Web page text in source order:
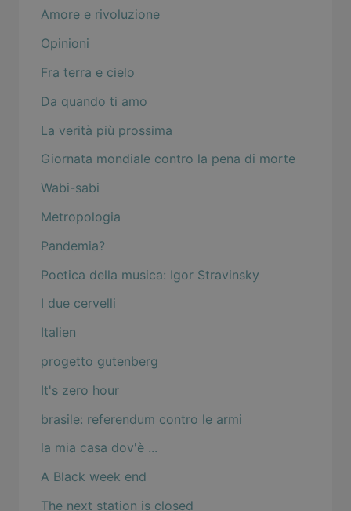
Amore e rivoluzione
Opinioni
Fra terra e cielo
Da quando ti amo
La verità più prossima
Giornata mondiale contro la pena di morte
Wabi-sabi
Metropologia
Pandemia?
Poetica della musica: Igor Stravinsky
I due cervelli
Italien
progetto gutenberg
It's zero hour
brasile: referendum contro le armi
la mia casa dov'è ...
A Black week end
The next station is closed